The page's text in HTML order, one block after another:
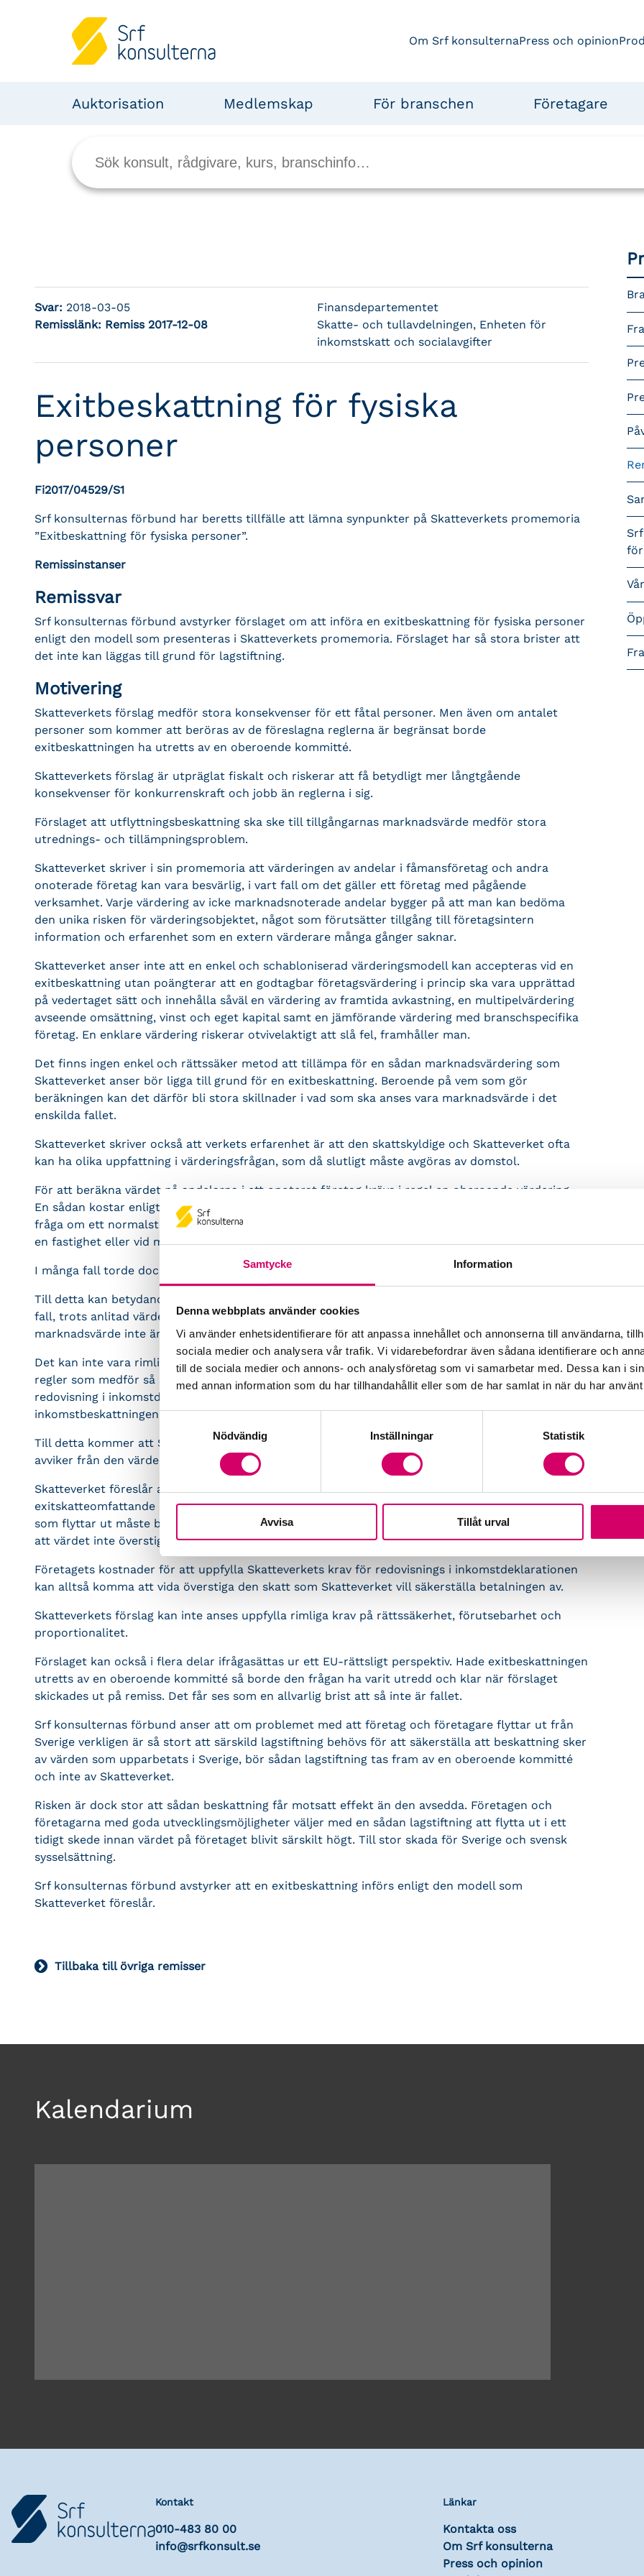
Samtycke Information
Denna webbplats använder cookies
Vi använder enhetsidentifierare för att anpassa innehållet och annonserna till användarna,
sociala medier och analysera vår trafik. Vi vidarebefordrar även sådana identifierare och
till de sociala medier och annons- och analysföretag som vi samarbetar med. Dessa kan i
med annan information som du har tillhandahållit eller som de har samlat in när du har
Nödvändig
Inställningar Statistik
Avvisa Tillåt urval
Om Srf konsulternaPress och opinion
Auktorisation Medlemskap För branschen Företagare
Svar: 2018-03-05
Remisslänk: Remiss 2017-12-08
Finansdepartementet
Skatte- och tullavdelningen, Enheten för
inkomstskatt och socialavgifter
Exitbeskattning för fysiska
personer
Fi2017/04529/S1
Srf konsulternas förbund har beretts tillfälle att lämna synpunkter på Skatteverkets promemoria
”Exitbeskattning för fysiska personer”.
Remissinstanser
Remissvar
Srf konsulternas förbund avstyrker förslaget om att införa en exitbeskattning för fysiska personer
enligt den modell som presenteras i Skatteverkets promemoria. Förslaget har så stora brister att
det inte kan läggas till grund för lagstiftning.
Motivering
Skatteverkets förslag medför stora konsekvenser för ett fåtal personer. Men även om antalet
personer som kommer att beröras av de föreslagna reglerna är begränsat borde
exitbeskattningen ha utretts av en oberoende kommitté.
Skatteverkets förslag är utpräglat fiskalt och riskerar att få betydligt mer långtgående
konsekvenser för konkurrenskraft och jobb än reglerna i sig.
Förslaget att utflyttningsbeskattning ska ske till tillgångarnas marknadsvärde medför stora
utrednings- och tillämpningsproblem.
Skatteverket skriver i sin promemoria att värderingen av andelar i fåmansföretag och andra
onoterade företag kan vara besvärlig, i vart fall om det gäller ett företag med pågående
verksamhet. Varje värdering av icke marknadsnoterade andelar bygger på att man kan bedöma
den unika risken för värderingsobjektet, något som förutsätter tillgång till företagsintern
information och erfarenhet som en extern värderare många gånger saknar.
Skatteverket anser inte att en enkel och schabloniserad värderingsmodell kan accepteras vid en
exitbeskattning utan poängterar att en godtagbar företagsvärdering i princip ska vara upprättad
på vedertaget sätt och innehålla såväl en värdering av framtida avkastning, en multipelvärdering
avseende omsättning, vinst och eget kapital samt en jämförande värdering med branschspecifika
företag. En enklare värdering riskerar otvivelaktigt att slå fel, framhåller man.
Det finns ingen enkel och rättssäker metod att tillämpa för en sådan marknadsvärdering som
Skatteverket anser bör ligga till grund för en exitbeskattning. Beroende på vem som gör
beräkningen kan det därför bli stora skillnader i vad som ska anses vara marknadsvärde i det
enskilda fallet.
Skatteverket skriver också att verkets erfarenhet är att den skattskyldige och Skatteverket ofta
kan ha olika uppfattning i värderingsfrågan, som då slutligt måste avgöras av domstol.
För att beräkna värdet på andelarna i ett onoterat företag krävs i regel en oberoende värdering.
En sådan kostar enligt Skatteverkets uppskattning åtminstone 25 000–30 000 kronor om det är
fråga om ett normalstort företag. Kostnaden kan dock bli markant högre om bolaget innehåller
en fastighet eller vid mer komplexa förhållanden, skriver Skatteverket.
I många fall torde dock en värdering kosta dubbelt och till och med tre gånger så mycket.
Till detta kan betydande belopp behöva läggas på ombudskostnader i skattedomstolarna för det
fall, trots anlitad värderingsexpertis, Skatteverket skulle vara av den uppfattningen att beräknat
marknadsvärde inte är högt nog sett ur fiskal synpunkt.
Det kan inte vara rimligt att man som Skatteverket gör, utan analys av konsekvenserna, föreslå
regler som medför så stora kostnader för enskilda företag. Då uppgifterna måste tas fram för
redovisning i inkomstdeklarationen torde de heller inte vara avdragsgilla för företaget vid
inkomstbeskattningen.
Till detta kommer att Skatteverket vill ha möjlighet att påföra skattetillägg när verkets beräkning
avviker från den värdering som företaget med hjälp av anlitad expertis låtit göra.
Skatteverket föreslår att vid utflyttning ska exitskatt bara tas ut om värdet på den
exitskatteomfattande egendomen överstiger 100 000 kr. Men alla företag som har en delägare
som flyttar ut måste bekosta en värdering. För det är först efter värderingen man kan konstatera
att värdet inte överstiger 100 000 kr.
Företagets kostnader för att uppfylla Skatteverkets krav för redovisnings i inkomstdeklarationen
kan alltså komma att vida överstiga den skatt som Skatteverket vill säkerställa betalningen av.
Skatteverkets förslag kan inte anses uppfylla rimliga krav på rättssäkerhet, förutsebarhet och
proportionalitet.
Förslaget kan också i flera delar ifrågasättas ur ett EU-rättsligt perspektiv. Hade exitbeskattningen
utretts av en oberoende kommitté så borde den frågan ha varit utredd och klar när förslaget
skickades ut på remiss. Det får ses som en allvarlig brist att så inte är fallet.
Srf konsulternas förbund anser att om problemet med att företag och företagare flyttar ut från
Sverige verkligen är så stort att särskild lagstiftning behövs för att säkerställa att beskattning sker
av värden som upparbetats i Sverige, bör sådan lagstiftning tas fram av en oberoende kommitté
och inte av Skatteverket.
Risken är dock stor att sådan beskattning får motsatt effekt än den avsedda. Företagen och
företagarna med goda utvecklingsmöjligheter väljer med en sådan lagstiftning att flytta ut i ett
tidigt skede innan värdet på företaget blivit särskilt högt. Till stor skada för Sverige och svensk
sysselsättning.
Srf konsulternas förbund avstyrker att en exitbeskattning införs enligt den modell som
Skatteverket föreslår.
Tillbaka till övriga remisser
Kalendarium
Kontakt
010-483 80 00
info@srfkonsult.se
Länkar
Kontakta oss
Om Srf konsulterna
Press och opinion